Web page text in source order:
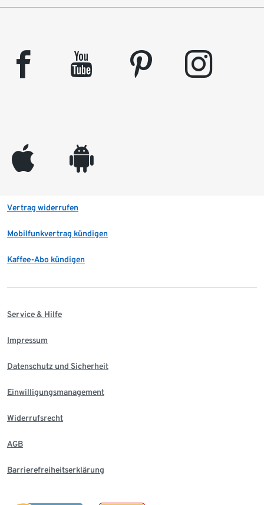
facebook youtube pinterest instagram
appleinc android
Vertrag widerrufen
Mobilfunkvertrag kündigen
Kaffee-Abo kündigen
Service & Hilfe
Impressum
Datenschutz und Sicherheit
Einwilligungsmanagement
Widerrufsrecht
AGB
Barrierefreiheitserklärung